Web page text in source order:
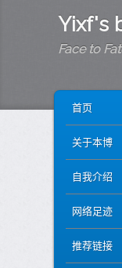
Yixf's
Face to
SKIP TO
SKIP TO
首页
关于本博
自我介绍
网络足迹
推荐链接